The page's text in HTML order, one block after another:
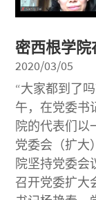
密西根学
2020/03/05
“大家都到了
午，在党委书
院的代表们以
党委会（扩大
院坚持党委会
召开党委扩大